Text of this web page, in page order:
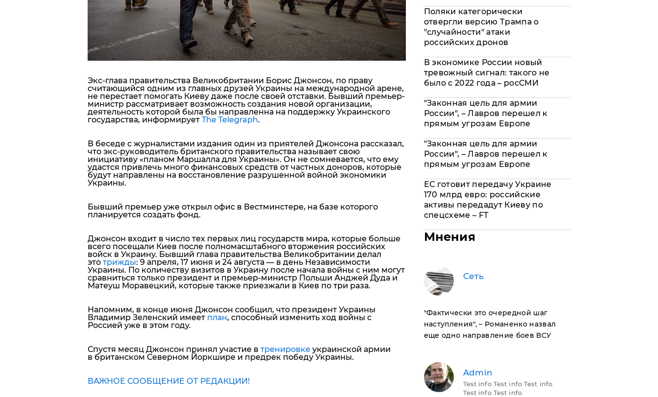
Экс-глава правительства Великобритании Борис Джонсон, по праву
считающийся одним из главных друзей Украины на международной арене,
не перестает помогать Киеву даже после своей отставки. Бывший премьер-
министр рассматривает возможность создания новой организации,
деятельность которой была бы направленна на поддержку Украинского
государства, информирует The Telegraph.
В беседе с журналистами издания один из приятелей Джонсона рассказал,
что экс-руководитель британского правительства называет свою
инициативу «планом Маршалла для Украины». Он не сомневается, что ему
удастся привлечь много финансовых средств от частных доноров, которые
будут направлены на восстановление разрушенной войной экономики
Украины.
Бывший премьер уже открыл офис в Вестминстере, на базе которого
планируется создать фонд.
Джонсон входит в число тех первых лиц государств мира, которые больше
всего посещали Киев после полномасштабного вторжения российских
войск в Украину. Бывший глава правительства Великобритании делал
это трижды: 9 апреля, 17 июня и 24 августа — в день Независимости
Украины. По количеству визитов в Украину после начала войны с ним могут
сравниться только президент и премьер-министр Польши Анджей Дуда и
Матеуш Моравецкий, которые также приезжали в Киев по три раза.
Напомним, в конце июня Джонсон сообщил, что президент Украины
Владимир Зеленский имеет план, способный изменить ход войны с
Россией уже в этом году.
Спустя месяц Джонсон принял участие в тренировкеукраинской армии
в британском Северном Йоркшире и предрек победу Украины.
ВАЖНОЕ СООБЩЕНИЕ ОТ РЕДАКЦИИ!
Поляки категорически
отвергли версию Трампа о
"случайности" атаки
российских дронов
В экономике России новый
тревожный сигнал: такого не
было с 2022 года – росСМИ
"Законная цель для армии
России", – Лавров перешел к
прямым угрозам Европе
"Законная цель для армии
России", – Лавров перешел к
прямым угрозам Европе
ЕС готовит передачу Украине
170 млрд евро: российские
активы передадут Киеву по
спецсхеме – FT
Мнения
Сеть
​"Фактически это очередной шаг
наступления", – Романенко назвал
еще одно направление боев ВСУ
Admin
Test info Test info Test info
Test info Test info